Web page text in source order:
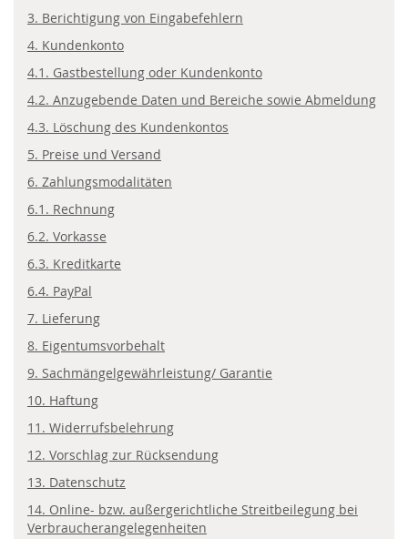
3. Berichtigung von Eingabefehlern
4. Kundenkonto
4.1. Gastbestellung oder Kundenkonto
4.2. Anzugebende Daten und Bereiche sowie Abmeldung
4.3. Löschung des Kundenkontos
5. Preise und Versand
6. Zahlungsmodalitäten
6.1. Rechnung
6.2. Vorkasse
6.3. Kreditkarte
6.4. PayPal
7. Lieferung
8. Eigentumsvorbehalt
9. Sachmängelgewährleistung/ Garantie
10. Haftung
11. Widerrufsbelehrung
12. Vorschlag zur Rücksendung
13. Datenschutz
14. Online- bzw. außergerichtliche Streitbeilegung bei
Verbraucherangelegenheiten